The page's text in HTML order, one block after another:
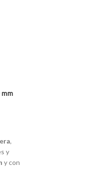
mm
,
y
y con